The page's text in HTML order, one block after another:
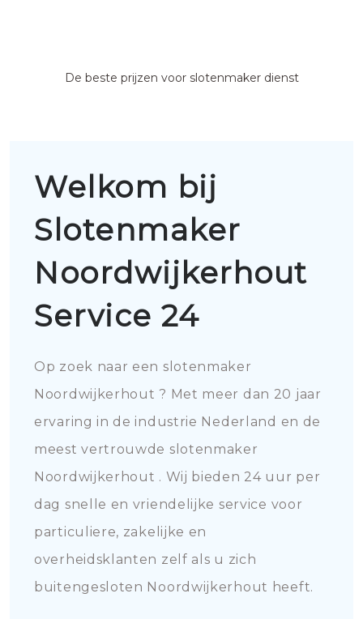
De beste prijzen voor slotenmaker dienst
Welkom bij
Slotenmaker
Noordwijkerhout
Service 24
Op zoek naar een slotenmaker
Noordwijkerhout ? Met meer dan 20 jaar
ervaring in de industrie Nederland en de
meest vertrouwde slotenmaker
Noordwijkerhout . Wij bieden 24 uur per
dag snelle en vriendelijke service voor
particuliere, zakelijke en
overheidsklanten zelf als u zich
buitengesloten Noordwijkerhout heeft.